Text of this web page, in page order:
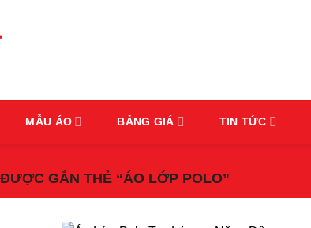
MẪU ÁO BẢNG GIÁ TIN TỨC
GẮN THẺ “ÁO LỚP POLO”